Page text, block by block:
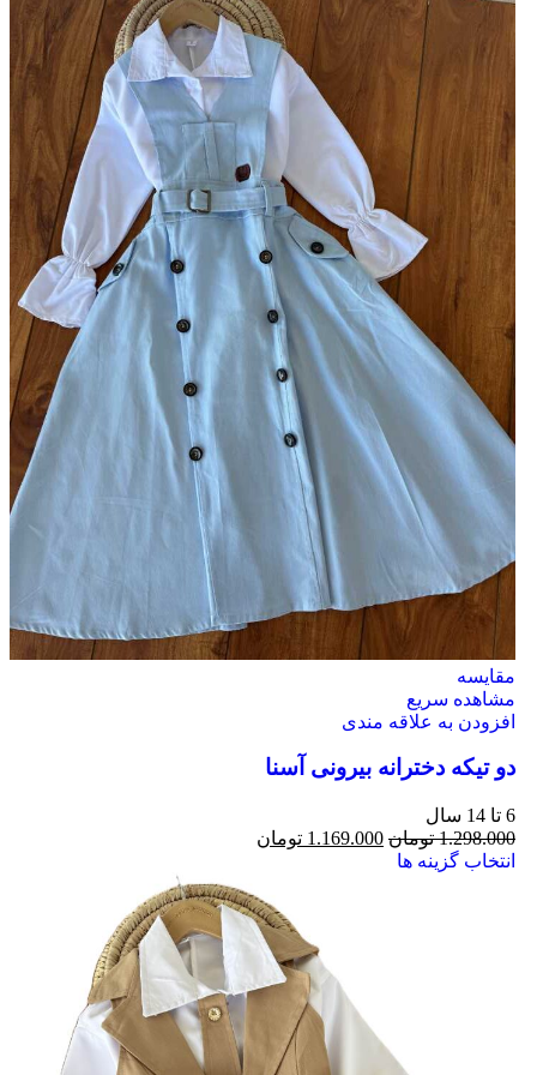
مقایسه
مشاهده سریع
افزودن به علاقه مندی
دو تیکه دخترانه بیرونی آسنا
1.298.000 تومان 1.169.000 تومان
انتخاب گزینه ها